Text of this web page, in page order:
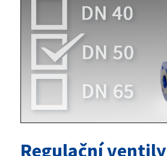
Regulační ventily